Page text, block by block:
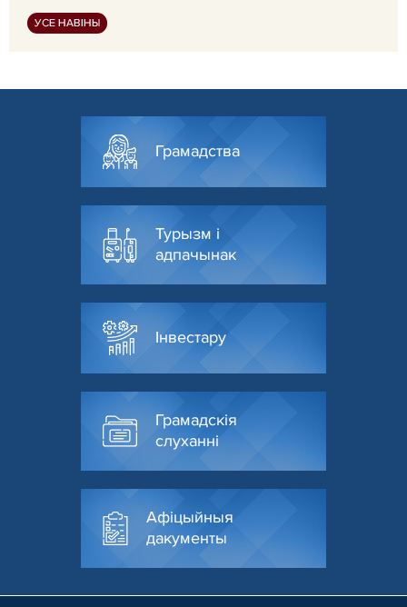
УСЕ НАВІНЫ
Грамадства
Турызм і
адпачынак
Інвестару
Грамадскія
слуханні
Афіцыйныя
дакументы